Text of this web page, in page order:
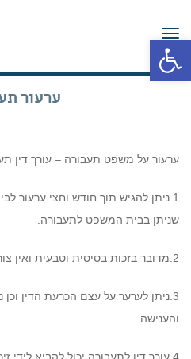
פתח סרגל נגישות
תפריט
ערעור
ערעור על משפט תעבורה – עורך דין
1.ניתן להגיש תוך חודש וחצי ערעור
שניתן בבית המשפט לתעבורה.
2.מדובר בזכות בסיסית וטבעית ואין צורך באישור לשם הגשת הערעור.
3.ניתן לערער על עצם הכרעת הדין וכן
והענישה.